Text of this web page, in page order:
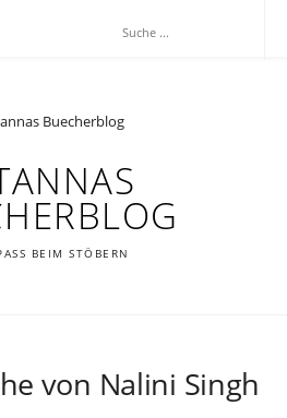
BEIM STÖBERN
von Nalini Singh